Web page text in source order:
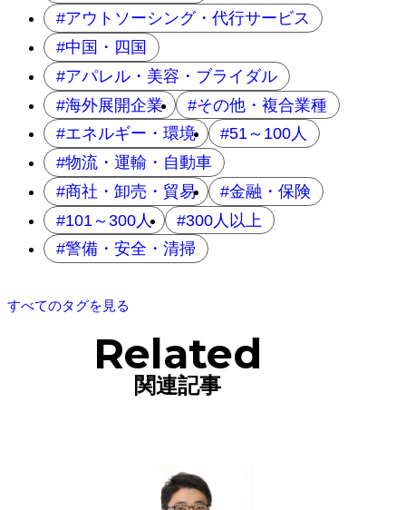
アウトソーシング・代行サービス
中国・四国
アパレル・美容・ブライダル
海外展開企業
その他・複合業種
エネルギー・環境
51～100人
物流・運輸・自動車
商社・卸売・貿易
金融・保険
101～300人
300人以上
警備・安全・清掃
すべてのタグを見る
Related
関連記事